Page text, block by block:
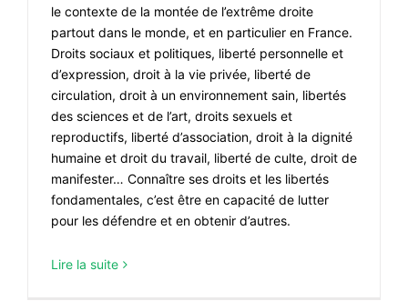
le contexte de la montée de l’extrême droite
partout dans le monde, et en particulier en France.
Droits sociaux et politiques, liberté personnelle et
d’expression, droit à la vie privée, liberté de
circulation, droit à un environnement sain, libertés
des sciences et de l’art, droits sexuels et
reproductifs, liberté d’association, droit à la dignité
humaine et droit du travail, liberté de culte, droit de
manifester… Connaître ses droits et les libertés
fondamentales, c’est être en capacité de lutter
pour les défendre et en obtenir d’autres.
Lire la suite